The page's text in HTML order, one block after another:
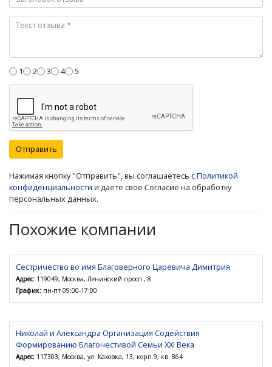
1 2 3 4 5
Отправить
Нажимая кнопку "Отправить", вы соглашаетесь сПолитикой
конфиденциальности и даете свое Согласие на обработку
персональных данных.
Похожие компании
Сестричество во имя Благоверного Царевича Димитрия
Адрес: 119049, Москва, Ленинский просп., 8
График: пн-пт 09:00-17:00
Николай и Александра Организация Содействия
Формированию Благочестивой Семьи XXI Века
Адрес: 117303, Москва, ул. Каховка, 13, корп.9, кв. 864